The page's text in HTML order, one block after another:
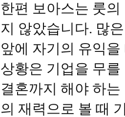
한편 보아스는 룻
지 않았습니다. 많
앞에 자기의 유익
상황은 기업을 무
결혼까지 해야 하
의 재력으로 볼 때